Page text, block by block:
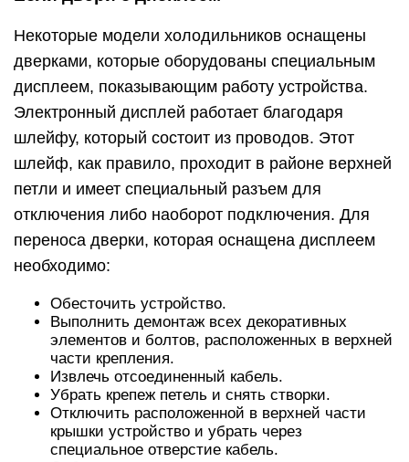
Некоторые модели холодильников оснащены
дверками, которые оборудованы специальным
дисплеем, показывающим работу устройства.
Электронный дисплей работает благодаря
шлейфу, который состоит из проводов. Этот
шлейф, как правило, проходит в районе верхней
петли и имеет специальный разъем для
отключения либо наоборот подключения. Для
переноса дверки, которая оснащена дисплеем
необходимо:
Обесточить устройство.
Выполнить демонтаж всех декоративных
элементов и болтов, расположенных в верхней
части крепления.
Извлечь отсоединенный кабель.
Убрать крепеж петель и снять створки.
Отключить расположенной в верхней части
крышки устройство и убрать через
специальное отверстие кабель.